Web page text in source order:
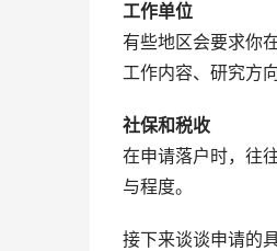
工作单位
有些地区会要求你
工作内容、研究方
社保和税收
在申请落户时，往
与程度。
接下来谈谈申请的